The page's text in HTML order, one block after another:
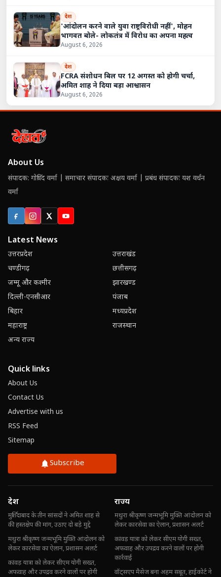
देश
'आंदोलन करने वाले युवा राष्ट्रविरोधी नहीं', मोहन
भागवत बोले- लोकतंत्र में विरोध का अपना महत्व
August 6, 2026
देश
FCRA संशोधन बिल पर 12 अगस्त को होगी चर्चा,
अमित शाह ने दिया बड़ा आश्वासन
August 6, 2026
About Us
संपादक: गोविंद वर्मा | समाचार संपादकः अक्षय वर्मा | प्रबंध संपादकः यश वर्धन
वर्मा
FacebookInstagram
X (Twitter)
YouTube
Latest News
उत्तरप्रदेश
उत्तराखंड
चण्डीगढ़
छत्तीसगढ़
जम्मू और कश्मीर
झारखण्ड
दिल्ली-एनसीआर
पंजाब
बिहार
मध्यप्रदेश
महाराष्ट्र
राजस्थान
अन्य राज्य
Quick links
About Us
Contact Us
Advertise with us
RSS Feed
Sitemap
Subscribe
देश
मुर्शिदाबाद के तीन सांसदों ने अमित शाह से
की हस्तक्षेप की मांग, उठाए दो बड़े मुद्दे
मथुरा श्रीकृष्ण जन्मभूमि मुक्ति आंदोलन को
लेकर कारसेवा का ऐलान, प्रशासन अलर्ट
कांवड़ यात्रा को लेकर सीएम योगी सख्त,
अफवाह और उपद्रव करने वालों पर होगी
राज्य
मथुरा श्रीकृष्ण जन्मभूमि मुक्ति आंदोलन को
लेकर कारसेवा का ऐलान, प्रशासन अलर्ट
कांवड़ यात्रा को लेकर सीएम योगी सख्त,
अफवाह और उपद्रव करने वालों पर होगी
कार्रवाई
वॉट्सएप मैसेज बना अहम सबूत, हाईकोर्ट ने